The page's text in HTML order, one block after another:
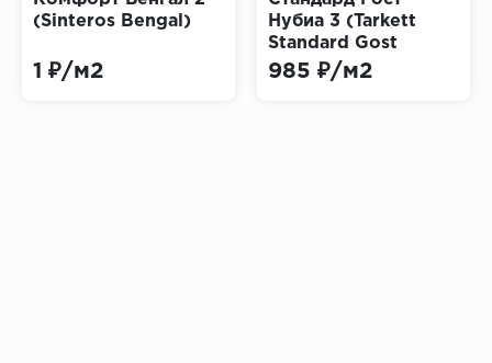
(Sinteros Bengal)
1 ₽/м2
Нубиа 3 (Tarkett
Standard Gost
NUBIA 3)
985 ₽/м2